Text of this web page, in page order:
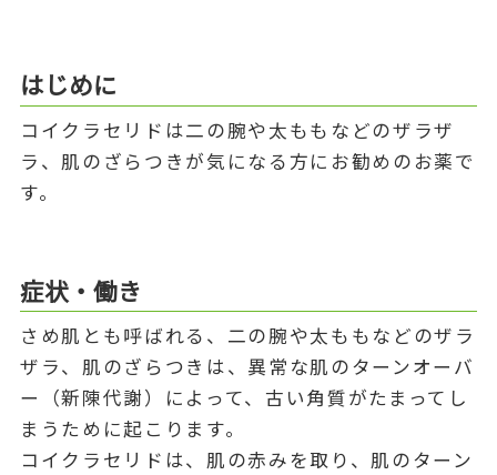
はじめに
コイクラセリドは二の腕や太ももなどのザラザ
ラ、肌のざらつきが気になる方にお勧めのお薬で
す。
症状・働き
さめ肌とも呼ばれる、二の腕や太ももなどのザラ
ザラ、肌のざらつきは、異常な肌のターンオーバ
ー（新陳代謝）によって、古い角質がたまってし
まうために起こります。
コイクラセリドは、肌の赤みを取り、肌のターン